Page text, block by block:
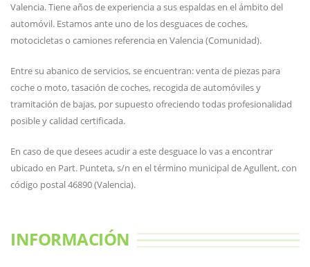
Valencia. Tiene años de experiencia a sus espaldas en el ámbito del
automóvil. Estamos ante uno de los desguaces de coches,
motocicletas o camiones referencia en Valencia (Comunidad).
Entre su abanico de servicios, se encuentran: venta de piezas para
coche o moto, tasación de coches, recogida de automóviles y
tramitación de bajas, por supuesto ofreciendo todas profesionalidad
posible y calidad certificada.
En caso de que desees acudir a este desguace lo vas a encontrar
ubicado en Part. Punteta, s/n en el término municipal de Agullent, con
código postal 46890 (Valencia).
INFORMACIÓN